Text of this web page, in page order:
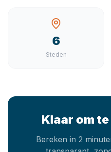
6
Steden
Klaar om
Bereken in 2